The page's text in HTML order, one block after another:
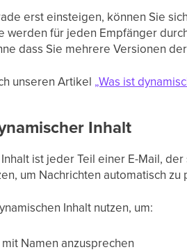
erst einsteigen, können Sie
werden für jeden Empfänger
dass Sie mehrere Versionen
unseren Artikel „Was ist
Inhalt
ist jeder Teil einer E-Mail,
um Nachrichten automatisch
Inhalt nutzen, um:
Namen anzusprechen